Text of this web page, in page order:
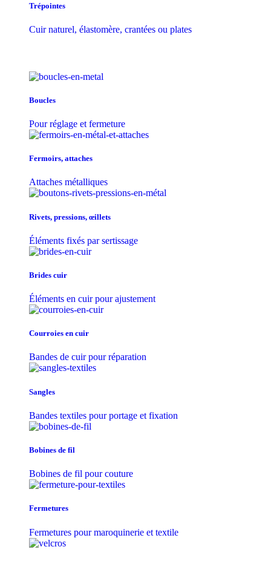
Trépointes
Cuir naturel, élastomère, crantées ou plates
Boucles
Pour réglage et fermeture
Fermoirs, attaches
Attaches métalliques
Rivets, pressions, œillets
Éléments fixés par sertissage
Brides cuir
Éléments en cuir pour ajustement
Courroies en cuir
Bandes de cuir pour réparation
Sangles
Bandes textiles pour portage et fixation
Bobines de fil
Bobines de fil pour couture
Fermetures
Fermetures pour maroquinerie et textile